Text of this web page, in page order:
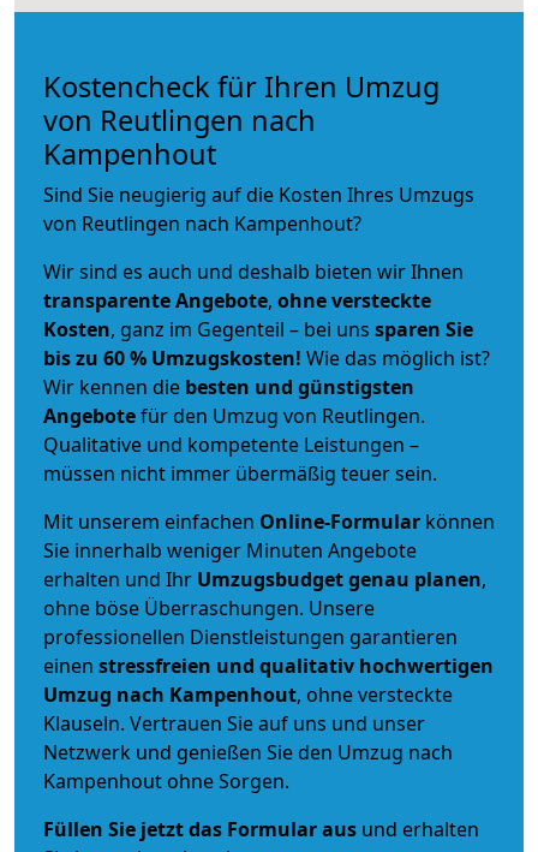
Kostencheck für Ihren Umzug
von Reutlingen nach
Kampenhout
Sind Sie neugierig auf die Kosten Ihres Umzugs
von Reutlingen nach Kampenhout?
Wir sind es auch und deshalb bieten wir Ihnen
transparente Angebote, ohne versteckte
Kosten, ganz im Gegenteil – bei uns sparen Sie
bis zu 60 % Umzugskosten! Wie das möglich ist?
Wir kennen die besten und günstigsten
Angebotefür den Umzug von Reutlingen.
Qualitative und kompetente Leistungen –
müssen nicht immer übermäßig teuer sein.
Mit unserem einfachen Online-Formular können
Sie innerhalb weniger Minuten Angebote
erhalten und Ihr Umzugsbudgetgenau planen,
ohne böse Überraschungen. Unsere
professionellen Dienstleistungen garantieren
einen stressfreien und qualitativ hochwertigen
Umzug nach Kampenhout, ohne versteckte
Klauseln. Vertrauen Sie auf uns und unser
Netzwerk und genießen Sie den Umzug nach
Kampenhout ohne Sorgen.
Füllen Sie jetzt das Formular aus und erhalten